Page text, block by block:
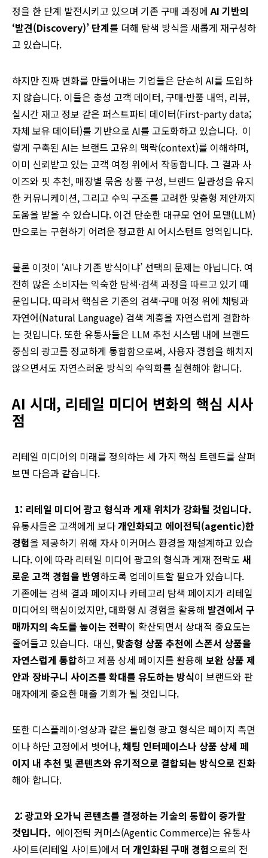
정을 한 단계 발전시키고 있으며 기존 구매 과정에AI 기반의
‘발견(Discovery)’ 단계를 더해 탐색 방식을 새롭게 재구성하
고 있습니다.
하지만 진짜 변화를 만들어내는 기업들은 단순히 AI를 도입하
지 않습니다. 이들은 충성 고객 데이터, 구매·반품 내역, 리뷰,
실시간 재고 정보 같은 퍼스트파티 데이터(First-party data;
자체 보유 데이터)를 기반으로 AI를 고도화하고 있습니다. 이
렇게 구축된 AI는 브랜드 고유의 맥락(context)를 이해하며,
이미 신뢰받고 있는 고객 여정 위에서 작동합니다. 그 결과 사
이즈와 핏 추천, 매장별 묶음 상품 구성, 브랜드 일관성을 유지
한 커뮤니케이션, 그리고 수익 구조를 고려한 맞춤형 제안까지
도움을 받을 수 있습니다. 이건 단순한 대규모 언어 모델(LLM)
만으로는 구현하기 어려운 정교한 AI 어시스턴트 영역입니다.
물론 이것이 ‘AI냐 기존 방식이냐’ 선택의 문제는 아닙니다. 여
전히 많은 소비자는 익숙한 탐색·검색 과정을 따르고 있기 때
문입니다. 따라서 핵심은 기존의 검색·구매 여정 위에 채팅과
자연어(Natural Language) 검색 계층을 자연스럽게 결합하
는 것입니다. 또한 유통사들은 LLM 추천 시스템 내에 브랜드
중심의 광고를 정교하게 통합함으로써, 사용자 경험을 해치지
않으면서도 자연스러운 방식의 수익화를 실현해야 합니다.
AI 시대, 리테일 미디어 변화의 핵심 시사
점
리테일 미디어의 미래를 정의하는 세 가지 핵심 트렌드를 살펴
보면 다음과 같습니다.
1: 리테일 미디어 광고 형식과 게재 위치가 강화될 것입니다.
유통사들은 고객에게 보다개인화되고 에이전틱(agentic)한
경험을 제공하기 위해 자사 이커머스 환경을 재설계하고 있습
니다. 이에 따라 리테일 미디어 광고의 형식과 게재 전략도 새
로운 고객 경험을 반영하도록 업데이트할 필요가 있습니다.
기존에는 검색 결과 페이지나 카테고리 탐색 페이지가 리테일
미디어의 핵심이었지만, 대화형 AI 경험을 활용해 발견에서 구
매까지의 속도를 높이는 전략이 확산되면서 상대적 중요도는
줄어들고 있습니다. 대신, 맞춤형 상품 추천에 스폰서 상품을
자연스럽게 통합하고 제품 상세 페이지를 활용해 보완 상품 제
안과 장바구니 사이즈를 확대를 유도하는 방식이 브랜드와 판
매자에게 중요한 매출 기회가 될 것입니다.
또한 디스플레이·영상과 같은 몰입형 광고 형식은 페이지 측면
이나 하단 고정에서 벗어나,채팅 인터페이스나 상품 상세 페
이지 내 추천 및 콘텐츠와 유기적으로 결합되는 방식으로 진화
해야 합니다.
2: 광고와 오가닉 콘텐츠를 결정하는 기술의 통합이 증가할
것입니다. 에이전틱 커머스(Agentic Commerce)는 유통사
사이트(리테일 사이트)에서 더 개인화된 구매 경험으로의 전